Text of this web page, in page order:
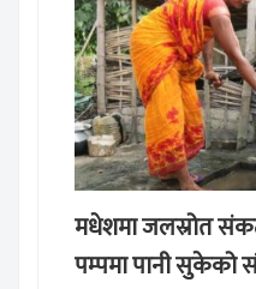
मधेशमा जलस्रोत
पम्पमा पानी सुकेको